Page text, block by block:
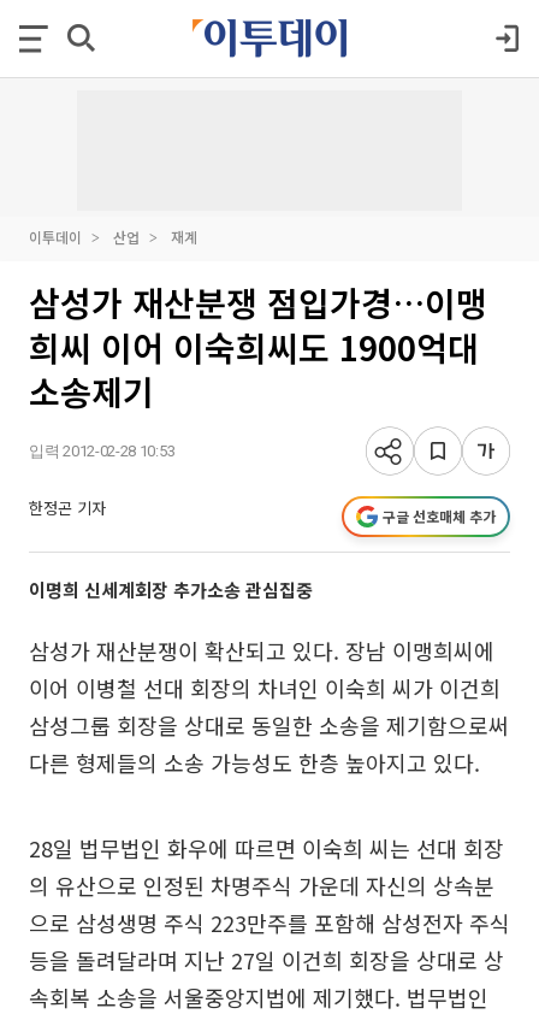
이투데이 산업 재계
삼성가 재산분쟁 점입가경…이맹
희씨 이어 이숙희씨도 1900억대
소송제기
입력 2012-02-28 10:53
한정곤 기자 구글 선호매체 추가
이명희 신세계회장 추가소송 관심집중
삼성가 재산분쟁이 확산되고 있다. 장남 이맹희씨에
이어 이병철 선대 회장의 차녀인 이숙희 씨가 이건희
삼성그룹 회장을 상대로 동일한 소송을 제기함으로써
다른 형제들의 소송 가능성도 한층 높아지고 있다.
28일 법무법인 화우에 따르면 이숙희 씨는 선대 회장
의 유산으로 인정된 차명주식 가운데 자신의 상속분
으로 삼성생명 주식 223만주를 포함해 삼성전자 주식
등을 돌려달라며 지난 27일 이건희 회장을 상대로 상
속회복 소송을 서울중앙지법에 제기했다. 법무법인